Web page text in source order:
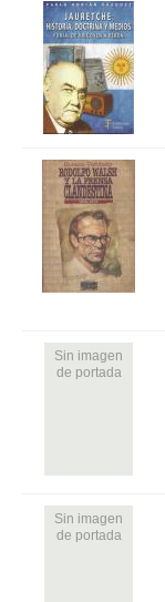
Sin imagen
de portada
Sin imagen
de portada